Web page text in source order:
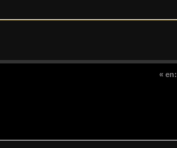
« en: